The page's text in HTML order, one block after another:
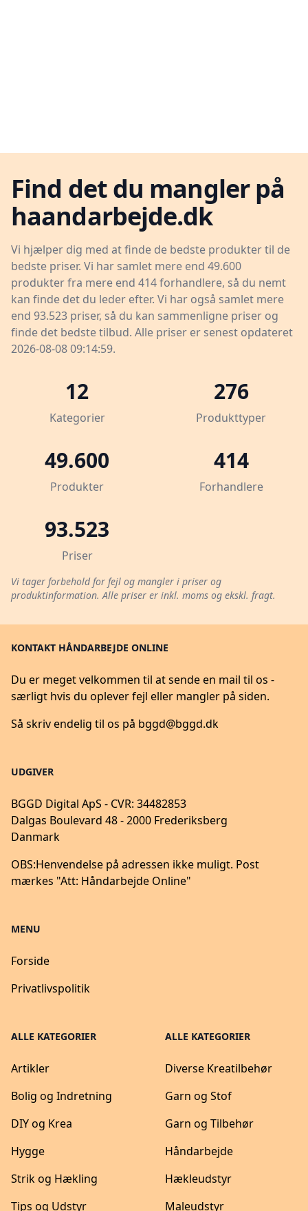
Find det du mangler på
haandarbejde.dk
Vi hjælper dig med at finde de bedste produkter til de
bedste priser. Vi har samlet mere end 49.600
produkter fra mere end 414 forhandlere, så du nemt
kan finde det du leder efter. Vi har også samlet mere
end 93.523 priser, så du kan sammenligne priser og
finde det bedste tilbud. Alle priser er senest opdateret
2026-08-08 09:14:59.
12
Kategorier
276
Produkttyper
49.600
Produkter
414
Forhandlere
93.523
Priser
Vi tager forbehold for fejl og mangler i priser og
produktinformation. Alle priser er inkl. moms og ekskl. fragt.
KONTAKT HÅNDARBEJDE ONLINE
Du er meget velkommen til at sende en mail til os -
særligt hvis du oplever fejl eller mangler på siden.
Så skriv endelig til os på bggd@bggd.dk
UDGIVER
BGGD Digital ApS - CVR: 34482853
Dalgas Boulevard 48 - 2000 Frederiksberg
Danmark
OBS:Henvendelse på adressen ikke muligt. Post
mærkes "Att: Håndarbejde Online"
MENU
Forside
Privatlivspolitik
ALLE KATEGORIER
Artikler
Bolig og Indretning
DIY og Krea
Hygge
Strik og Hækling
Tips og Udstyr
ALLE KATEGORIER
Diverse Kreatilbehør
Garn og Stof
Garn og Tilbehør
Håndarbejde
Hækleudstyr
Maleudstyr